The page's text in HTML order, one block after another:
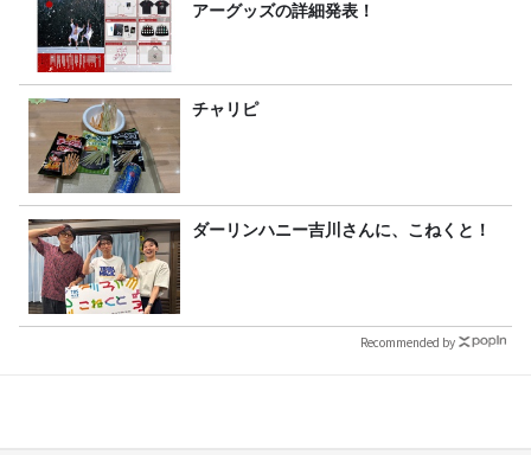
アーグッズの詳細発表！
チャリピ
ダーリンハニー吉川さんに、こねくと！
Recommended by